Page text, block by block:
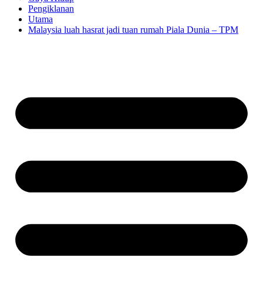
Pengiklanan
Utama
Malaysia luah hasrat jadi tuan rumah Piala Dunia – TPM